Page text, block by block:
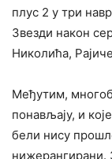
плус 2 у три
Звезди након
Николића,
Међутим,
понављају, и
бели нису
нижерангирани.